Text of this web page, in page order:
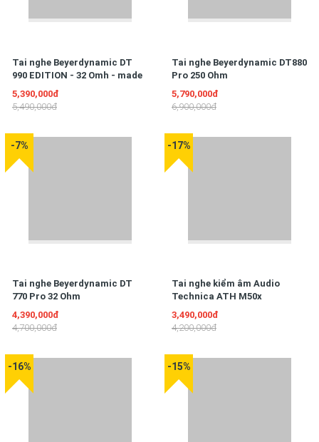
Tai nghe Beyerdynamic DT
990 EDITION - 32 Omh - made
in Germany
5,390,000đ
5,490,000đ
Tai nghe Beyerdynamic DT880
Pro 250 Ohm
5,790,000đ
6,900,000đ
-7%
Tai nghe Beyerdynamic DT
770 Pro 32 Ohm
4,390,000đ
4,700,000đ
-17%
Tai nghe kiểm âm Audio
Technica ATH M50x
3,490,000đ
4,200,000đ
-16% -15%